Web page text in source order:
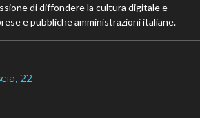
di diffondere la cultura digitale e
e pubbliche amministrazioni italiane.
22